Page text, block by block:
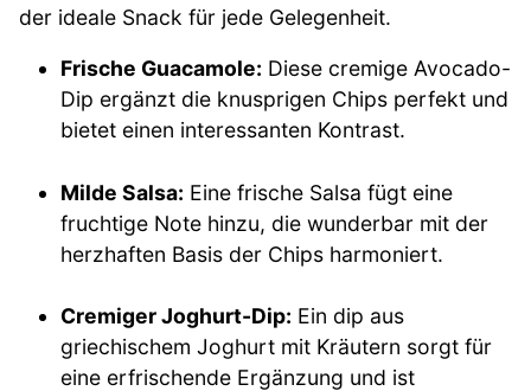
der ideale Snack für jede Gelegenheit.
Frische Guacamole: Diese cremige Avocado-
Dip ergänzt die knusprigen Chips perfekt und
bietet einen interessanten Kontrast.
Milde Salsa: Eine frische Salsa fügt eine
fruchtige Note hinzu, die wunderbar mit der
herzhaften Basis der Chips harmoniert.
Cremiger Joghurt-Dip: Ein dip aus
griechischem Joghurt mit Kräutern sorgt für
eine erfrischende Ergänzung und ist